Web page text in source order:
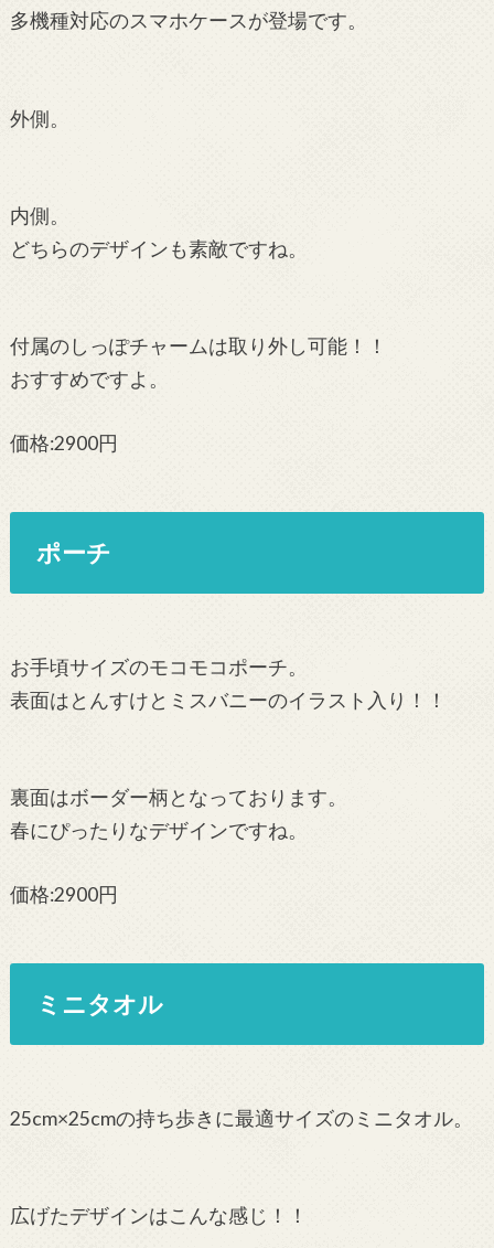
多機種対応のスマホケースが登場です。
外側。
内側。
どちらのデザインも素敵ですね。
付属のしっぽチャームは取り外し可能！！
おすすめですよ。
価格:2900円
ポーチ
お手頃サイズのモコモコポーチ。
表面はとんすけとミスバニーのイラスト入り！！
裏面はボーダー柄となっております。
春にぴったりなデザインですね。
価格:2900円
ミニタオル
25cm×25cmの持ち歩きに最適サイズのミニタオル。
広げたデザインはこんな感じ！！